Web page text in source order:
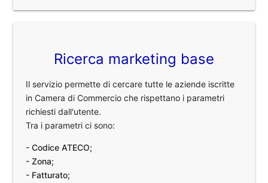
Ricerca marketing base
Il servizio permette di cercare tutte le aziende iscritte
in Camera di Commercio che rispettano i parametri
richiesti dall'utente.
Tra i parametri ci sono:
- Codice ATECO;
- Zona;
- Fatturato;